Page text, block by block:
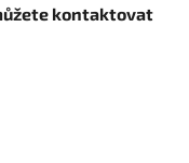
kontaktovat